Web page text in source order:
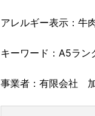
アレルギー表示：牛
キーワード：A5ラ
事業者：有限会社